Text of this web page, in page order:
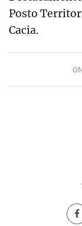
Posto
Cacia.